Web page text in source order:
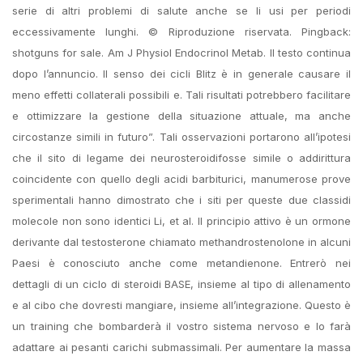
serie di altri problemi di salute anche se li usi per periodi
eccessivamente lunghi. © Riproduzione riservata. Pingback:
shotguns for sale. Am J Physiol Endocrinol Metab. Il testo continua
dopo l’annuncio. Il senso dei cicli Blitz è in generale causare il
meno effetti collaterali possibili e. Tali risultati potrebbero facilitare
e ottimizzare la gestione della situazione attuale, ma anche
circostanze simili in futuro”. Tali osservazioni portarono all’ipotesi
che il sito di legame dei neurosteroidifosse simile o addirittura
coincidente con quello degli acidi barbiturici, manumerose prove
sperimentali hanno dimostrato che i siti per queste due classidi
molecole non sono identici Li, et al. Il principio attivo è un ormone
derivante dal testosterone chiamato methandrostenolone in alcuni
Paesi è conosciuto anche come metandienone. Entrerò nei
dettagli di un ciclo di steroidi BASE, insieme al tipo di allenamento
e al cibo che dovresti mangiare, insieme all’integrazione. Questo è
un training che bombarderà il vostro sistema nervoso e lo farà
adattare ai pesanti carichi submassimali. Per aumentare la massa